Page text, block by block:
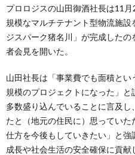
プロロジスの山田御酒社長は11
規模なマルチテナント型物流施
ジスパーク猪名川」が完成した
者会見を開いた。
山田社長は「事業費でも面積と
規模のプロジェクトになった」
多数盛り込んでいることに言及
たと（地元の住民に）思ってい
仕方を今後もしていきたい」と
成長や社会生活の安全確保に貢